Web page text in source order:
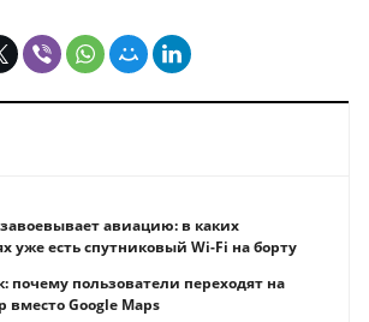
авиацию: в каких
уже есть спутниковый Wi-Fi на борту
почему пользователи переходят на
вместо Google Maps